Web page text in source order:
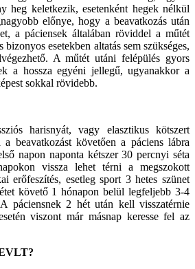
heg keletkezik, esetenként hegek nélkül
előnye, hogy a beavatkozás után
a páciensek általában röviddel a műtét
bizonyos esetekben altatás sem szükséges,
A műtét utáni felépülés gyors
a hossza egyéni jellegű, ugyanakkor a
sokkal rövidebb.
harisnyát, vagy elasztikus kötszert
beavatkozást követően a páciens lábra
napon naponta kétszer 30 percnyi séta
vissza lehet térni a megszokott
erőfeszítés, esetleg sport 3 hetes szünet
követő 1 hónapon belül legfeljebb 3-4
páciensnek 2 hét után kell visszatérnie
viszont már másnap keresse fel az